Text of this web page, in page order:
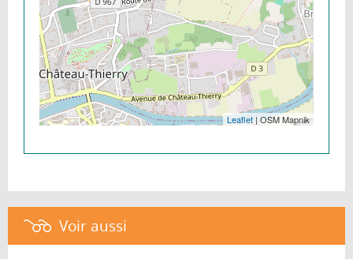
Leaflet| OSM Mapnik
Voir aussi :